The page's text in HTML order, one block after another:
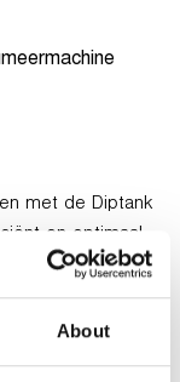
About
met de Diptank
en optimaal
fysieke belasting
op